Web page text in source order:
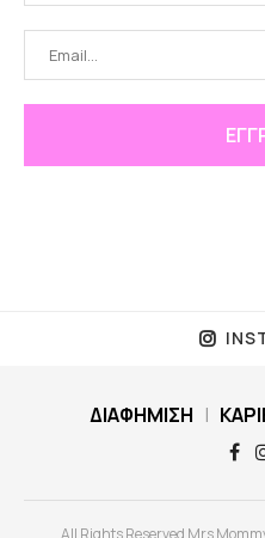
ΔΙΑΦΗΜΙΣΗ |
All Rights Reserved Mrs